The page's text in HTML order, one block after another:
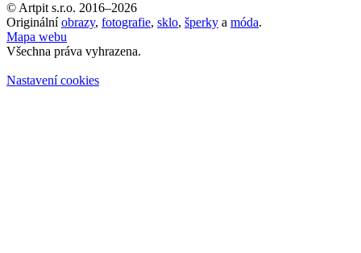
© Artpit s.r.o. 2016–2026
Originálníobrazy, fotografie, sklo, šperky a móda.
Mapa webu
Všechna práva vyhrazena.
Nastavení cookies